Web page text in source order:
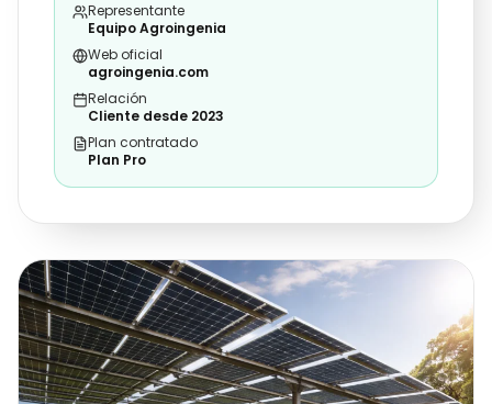
Representante
Equipo Agroingenia
Web oficial
agroingenia.com
Relación
Cliente desde 2023
Plan contratado
Plan Pro